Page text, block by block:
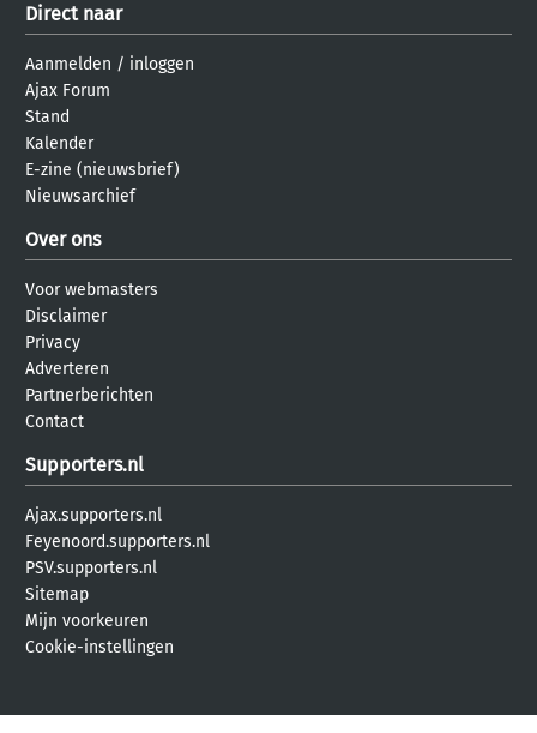
Direct naar
Aanmelden / inloggen
Ajax Forum
Stand
Kalender
E-zine (nieuwsbrief)
Nieuwsarchief
Over ons
Voor webmasters
Disclaimer
Privacy
Adverteren
Partnerberichten
Contact
Supporters.nl
Ajax.supporters.nl
Feyenoord.supporters.nl
PSV.supporters.nl
Sitemap
Mijn voorkeuren
Cookie-instellingen